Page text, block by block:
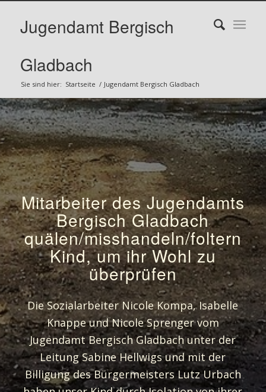
Jugendamt Bergisch
Gladbach
Sie sind hier: Startseite / Jugendamt Bergisch Gladbach
Mitarbeiter des Jugendamts
Bergisch Gladbach
quälen/misshandeln/foltern
Kind, um ihr Wohl zu
überprüfen
Die Sozialarbeiter Nicole Kompa, Isabelle
Knappe und Nicole Sprenger vom
Jugendamt Bergisch Gladbach unter der
Leitung Sabine Hellwigs und mit der
Billigung des Bürgermeisters Lutz Urbach